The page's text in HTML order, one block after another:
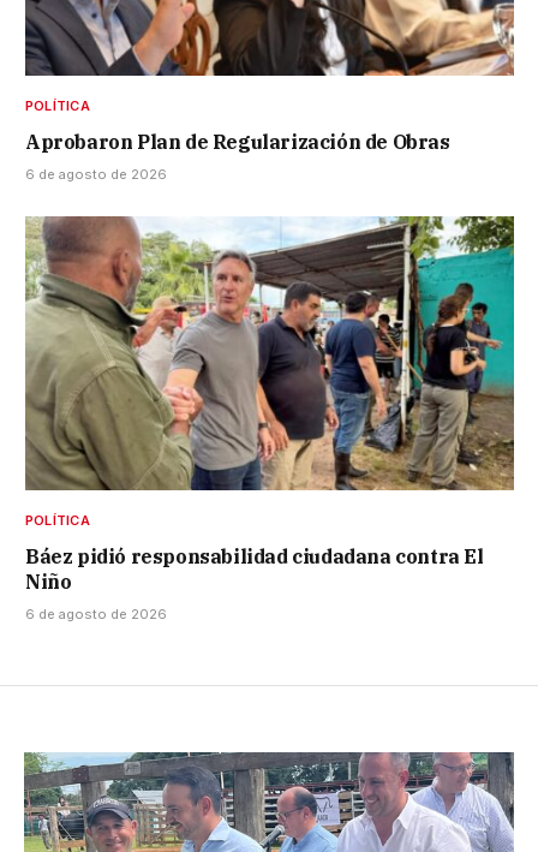
POLÍTICA
Aprobaron Plan de Regularización de Obras
6 de agosto de 2026
POLÍTICA
Báez pidió responsabilidad ciudadana contra El
Niño
6 de agosto de 2026